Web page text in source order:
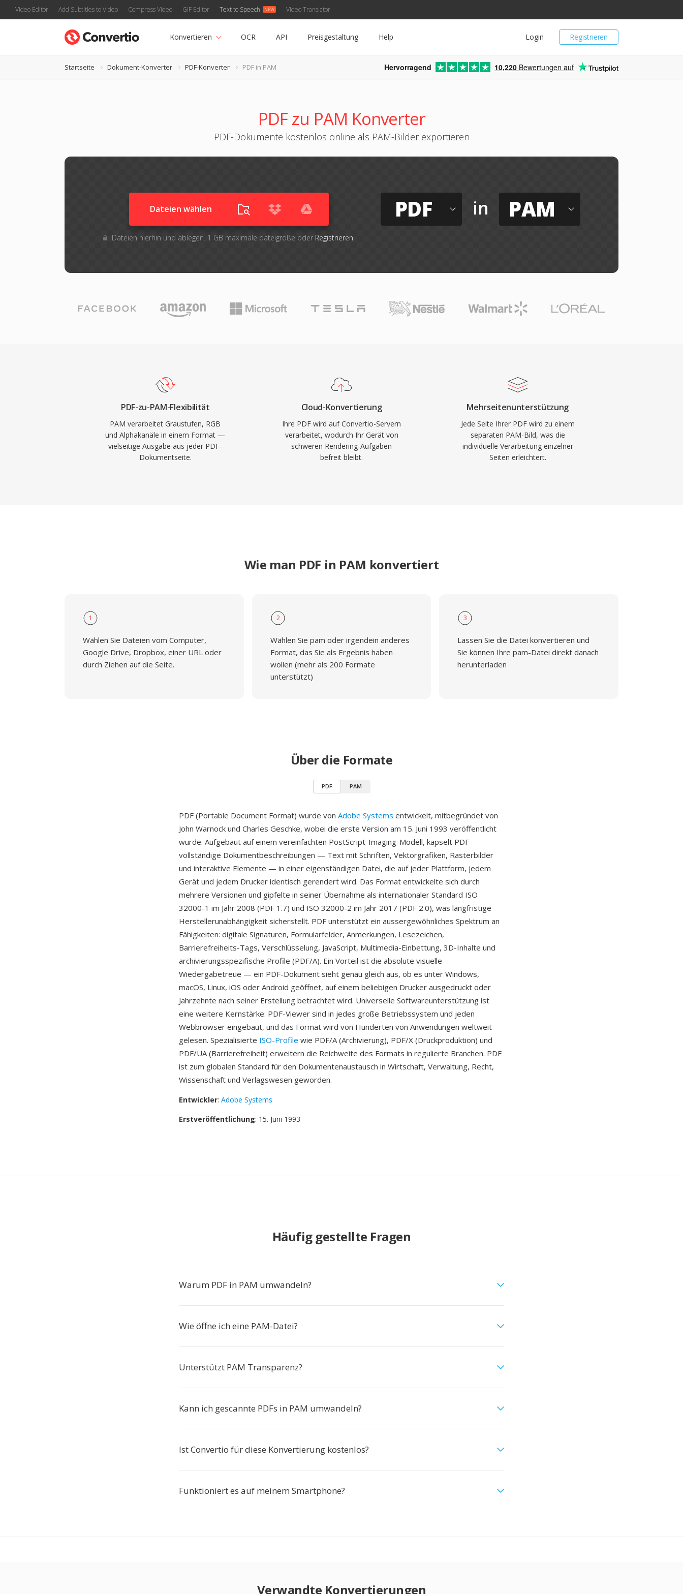
Video Editor Add Subtitles to Video Compress Video GIF Editor Text to Speech Video Translator
Registrieren
Login
Konvertieren OCR API Preisgestaltung Help
Startseite Dokument-Konverter PDF-Konverter PDF in PAM Hervorragend 10,220 Bewertungen auf
PDF zu PAM Konverter
PDF-Dokumente kostenlos online als PAM-Bilder exportieren
Dateien wählen
Dateien hierhin und ablegen. 1 GB maximale dateigröße oder Registrieren
PDF in PAM
PDF-zu-PAM-Flexibilität
PAM verarbeitet Graustufen, RGB
und Alphakanäle in einem Format —
vielseitige Ausgabe aus jeder PDF-
Dokumentseite.
Cloud-Konvertierung
Ihre PDF wird auf Convertio-Servern
verarbeitet, wodurch Ihr Gerät von
schweren Rendering-Aufgaben
befreit bleibt.
Mehrseitenunterstützung
Jede Seite Ihrer PDF wird zu einem
separaten PAM-Bild, was die
individuelle Verarbeitung einzelner
Seiten erleichtert.
Wie man PDF in PAM konvertiert
1
Wählen Sie Dateien vom Computer,
Google Drive, Dropbox, einer URL oder
durch Ziehen auf die Seite.
2
Wählen Sie pam oder irgendein anderes
Format, das Sie als Ergebnis haben
wollen (mehr als 200 Formate
unterstützt)
3
Lassen Sie die Datei konvertieren und
Sie können Ihre pam-Datei direkt danach
herunterladen
Über die Formate
PDF PAM
PDF (Portable Document Format) wurde von Adobe Systems entwickelt, mitbegründet von
John Warnock und Charles Geschke, wobei die erste Version am 15. Juni 1993 veröffentlicht
wurde. Aufgebaut auf einem vereinfachten PostScript-Imaging-Modell, kapselt PDF
vollständige Dokumentbeschreibungen — Text mit Schriften, Vektorgrafiken, Rasterbilder
und interaktive Elemente — in einer eigenständigen Datei, die auf jeder Plattform, jedem
Gerät und jedem Drucker identisch gerendert wird. Das Format entwickelte sich durch
mehrere Versionen und gipfelte in seiner Übernahme als internationaler Standard ISO
32000-1 im Jahr 2008 (PDF 1.7) und ISO 32000-2 im Jahr 2017 (PDF 2.0), was langfristige
Herstellerunabhängigkeit sicherstellt. PDF unterstützt ein aussergewöhnliches Spektrum an
Fähigkeiten: digitale Signaturen, Formularfelder, Anmerkungen, Lesezeichen,
Barrierefreiheits-Tags, Verschlüsselung, JavaScript, Multimedia-Einbettung, 3D-Inhalte und
archivierungsspezifische Profile (PDF/A). Ein Vorteil ist die absolute visuelle
Wiedergabetreue — ein PDF-Dokument sieht genau gleich aus, ob es unter Windows,
macOS, Linux, iOS oder Android geöffnet, auf einem beliebigen Drucker ausgedruckt oder
Jahrzehnte nach seiner Erstellung betrachtet wird. Universelle Softwareunterstützung ist
eine weitere Kernstärke: PDF-Viewer sind in jedes große Betriebssystem und jeden
Webbrowser eingebaut, und das Format wird von Hunderten von Anwendungen weltweit
gelesen. Spezialisierte ISO-Profile wie PDF/A (Archivierung), PDF/X (Druckproduktion) und
PDF/UA (Barrierefreiheit) erweitern die Reichweite des Formats in regulierte Branchen. PDF
ist zum globalen Standard für den Dokumentenaustausch in Wirtschaft, Verwaltung, Recht,
Wissenschaft und Verlagswesen geworden.
Entwickler: Adobe Systems
Erstveröffentlichung: 15. Juni 1993
Häufig gestellte Fragen
Warum PDF in PAM umwandeln?
Wie öffne ich eine PAM-Datei?
Unterstützt PAM Transparenz?
Kann ich gescannte PDFs in PAM umwandeln?
Ist Convertio für diese Konvertierung kostenlos?
Funktioniert es auf meinem Smartphone?
Verwandte Konvertierungen